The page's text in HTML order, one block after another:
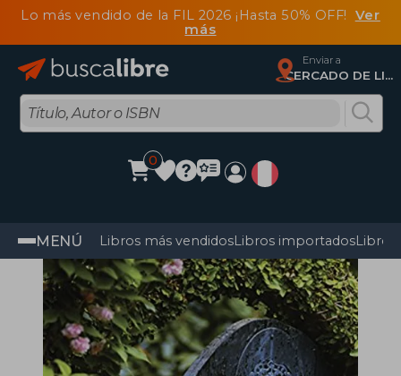
Lo más vendido de la FIL 2026 ¡Hasta 50% OFF! Ver
más
Enviar a
CERCADO DE LIMA, Lima
0
MENÚ Libros más vendidosLibros importadosLibros